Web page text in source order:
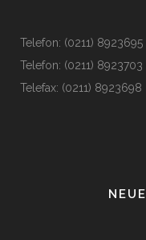
Telefon: (0211) 8923695
Telefon: (0211) 8923703
Telefax: (0211) 8923698